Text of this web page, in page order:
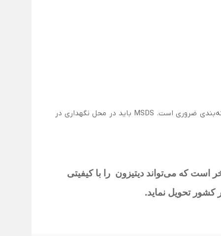
درج نام محصول، گرید مصرفی، شماره بچ، تاریخ تولید، تاریخ انقضا، شرایط نگهداری و هشدارهای ایمنی روی بسته‌بندی ضروری است. MSDS باید در محل نگهداری در
است که می‌تواند دیتیزون را با کیفیتی
کشور تحویل نماید.